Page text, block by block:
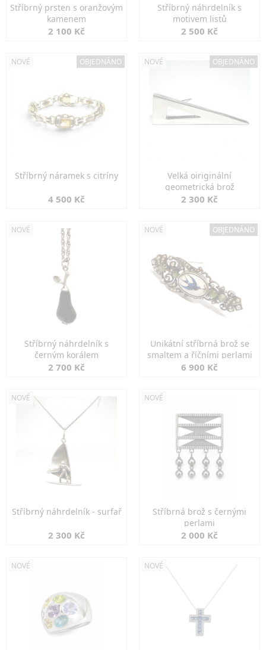
Stříbrný prsten s oranžovým
kamenem
2 100 Kč
Stříbrný náhrdelník s
motivem listů
2 500 Kč
NOVÉ OBJEDNÁNO
Stříbrný náramek s citríny
4 500 Kč
NOVÉ OBJEDNÁNO
Velká oiriginální
geometrická brož
2 300 Kč
NOVÉ
Stříbrný náhrdelník s
černým korálem
2 700 Kč
NOVÉ OBJEDNÁNO
Unikátní stříbrná brož se
smaltem a říčními perlami
6 900 Kč
NOVÉ
Stříbrný náhrdelník - surfař
2 300 Kč
NOVÉ
Stříbrná brož s černými
perlami
2 000 Kč
NOVÉ NOVÉ